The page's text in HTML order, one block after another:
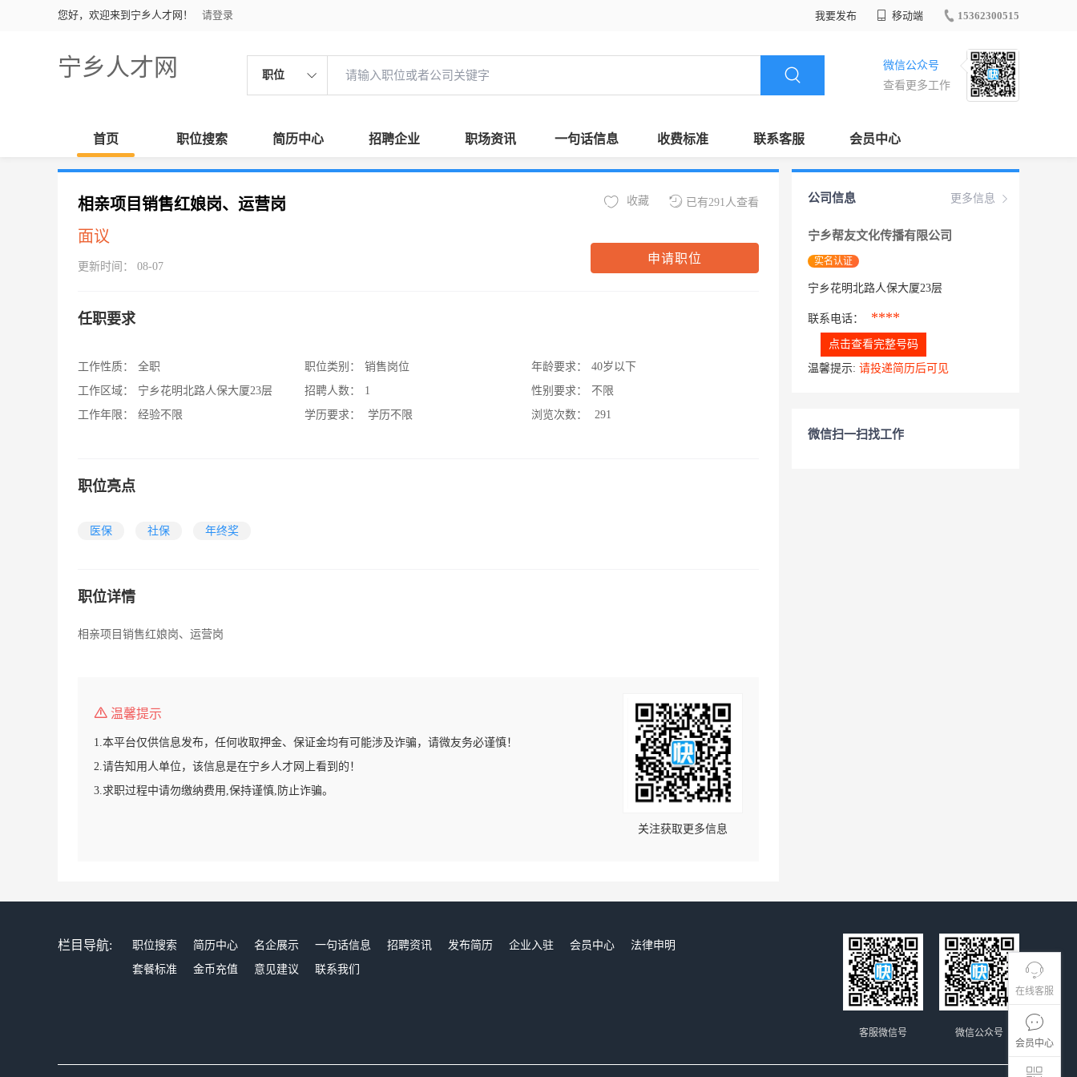
您好，欢迎来到宁乡人才网！ 请登录 我要发布 移动端 15362300515
宁乡人才网 职位
微信公众号
查看更多工作
首页 职位搜索 简历中心 招聘企业 职场资讯 一句话信息 收费标准 联系客服 会员中心
在线客服
会员中心
相亲项目销售红娘岗、运营岗
面议
更新时间： 08-07
已有291人查看
收藏
申请职位
任职要求
工作性质：
全职
工作区域：
宁乡花明北路人保大厦23层
工作年限：
经验不限
职位类别：
销售岗位
招聘人数：
1
学历要求：
学历不限
年龄要求：
40岁以下
性别要求：
不限
浏览次数：
291
职位亮点
医保 社保 年终奖
职位详情
相亲项目销售红娘岗、运营岗
温馨提示
1.本平台仅供信息发布，任何收取押金、保证金均有可能涉及诈骗，请微友务必谨慎！
2.请告知用人单位，该信息是在宁乡人才网上看到的！
3.求职过程中请勿缴纳费用,保持谨慎,防止诈骗。
关注获取更多信息
更多信息
公司信息
宁乡帮友文化传播有限公司
实名认证
宁乡花明北路人保大厦23层
联系电话： ****
点击查看完整号码
温馨提示: 请投递简历后可见
微信扫一扫找工作
栏目导航: 职位搜索 简历中心 名企展示 一句话信息 招聘资讯 发布简历 企业入驻 会员中心
法律申明
套餐标准
金币充值 意见建议 联系我们
微信公众号
客服微信号